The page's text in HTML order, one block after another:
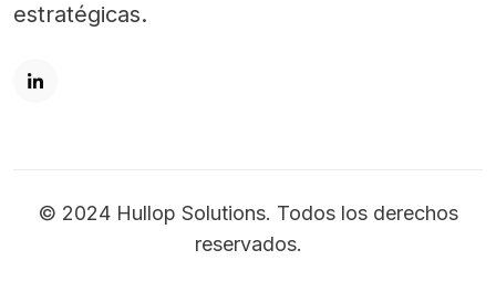
estratégicas.
© 2024 Hullop Solutions. Todos los derechos
reservados.